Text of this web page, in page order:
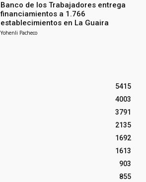
Banco de los Trabajadores entrega
financiamientos a 1.766
establecimientos en La Guaira
Yohenli Pacheco
5415
4003
3791
2135
1692
1613
903
855